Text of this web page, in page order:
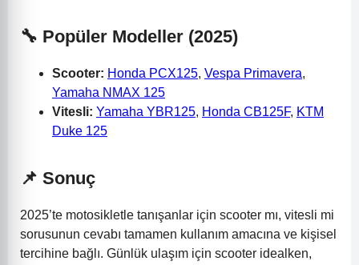
🔧 Popüler Modeller (2025)
Scooter: Honda PCX125, Vespa Primavera,
Yamaha NMAX 125
Vitesli: Yamaha YBR125, Honda CB125F, KTM
Duke 125
📌 Sonuç
2025’te motosikletle tanışanlar için scooter mı, vitesli mi
sorusunun cevabı tamamen kullanım amacına ve kişisel
tercihine bağlı. Günlük ulaşım için scooter idealken,